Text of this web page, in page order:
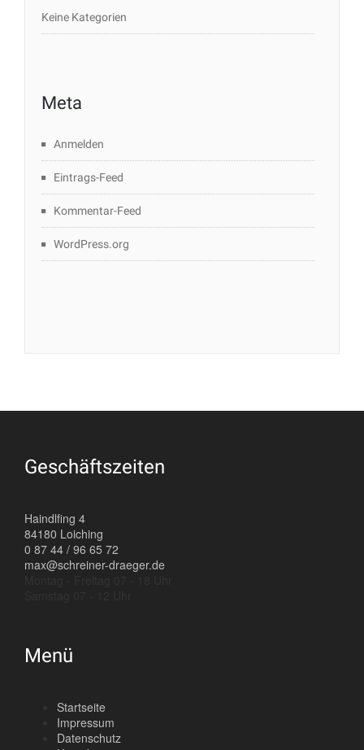
Keine Kategorien
Meta
Anmelden
Eintrags-Feed
Kommentar-Feed
WordPress.org
Geschäftszeiten
Haindlfing 4
84180 Loiching
0 87 44 / 96 65 72
max@schreiner-draeger.de
Menü
Startseite
Impressum
Datenschutz